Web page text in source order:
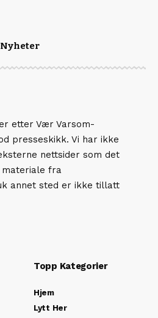
Nyheter
etter Vær Varsom-
presseskikk. Vi har ikke
nettsider som det
materiale fra
annet sted er ikke tillatt
Topp Kategorier
Hjem
Lytt Her